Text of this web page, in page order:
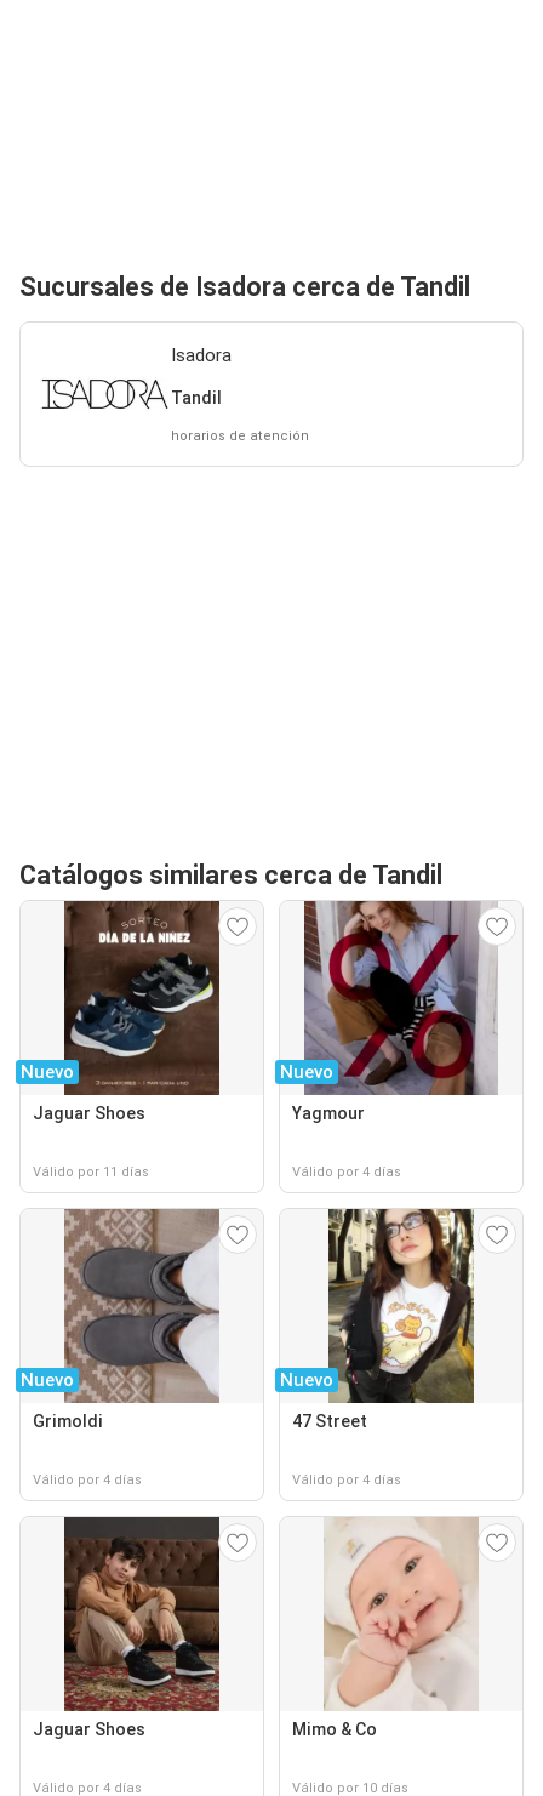
Sucursales de Isadora cerca de Tandil
Isadora
Tandil
horarios de atención
Catálogos similares cerca de Tandil
Nuevo
Jaguar Shoes
Válido por 11 días
Nuevo
Yagmour
Válido por 4 días
Nuevo
Grimoldi
Válido por 4 días
Nuevo
47 Street
Válido por 4 días
Jaguar Shoes
Válido por 4 días
Mimo & Co
Válido por 10 días